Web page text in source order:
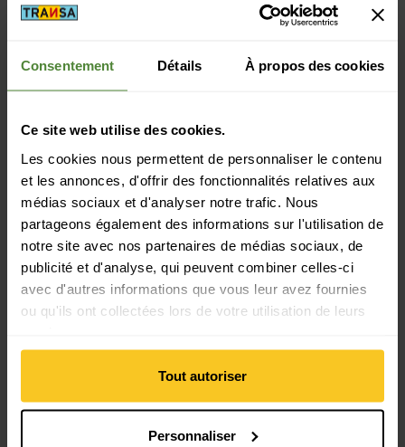
Consentement Détails À propos des cookies
Ce site web utilise des cookies.
Les cookies nous permettent de personnaliser le contenu
et les annonces, d'offrir des fonctionnalités relatives aux
médias sociaux et d'analyser notre trafic. Nous
partageons également des informations sur l'utilisation de
notre site avec nos partenaires de médias sociaux, de
publicité et d'analyse, qui peuvent combiner celles-ci
avec d'autres informations que vous leur avez fournies
ou qu'ils ont collectées lors de votre utilisation de leurs
Tout autoriser
Personnaliser
| T3 - randonnée en montagne exigeante
Vibram: Vibram®
Propriétés du matériau: respirant | étanche à l'eau
Matériau exterieur composition: Cuir | Polyuréthane
Matériau intérieur composition: ePolytétrafluoroéthylène
(recyclé)
Matériau d'origine animale: Cuir
Poids informations suppl.: paire